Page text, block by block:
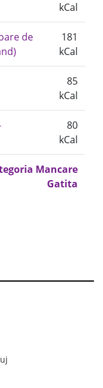
kCal
de
181
kCal
85
kCal
80
kCal
Mancare
Gatita